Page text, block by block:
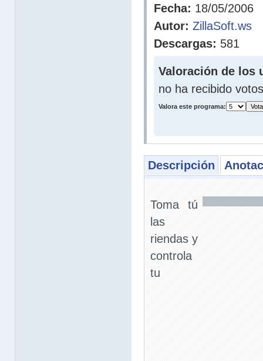
Fecha: 18/05/2006
Autor: ZillaSoft.ws
Descargas: 581
Valoración de los
no ha recibido votos
Valora este programa:
Descripción
Toma tú
las
riendas y
controla
tu